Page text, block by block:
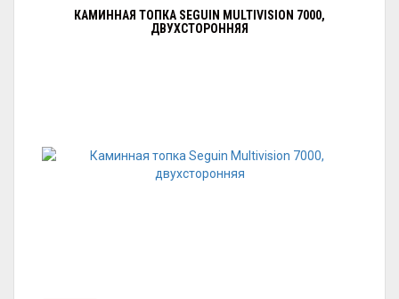
КАМИННАЯ ТОПКА SEGUIN MULTIVISION 7000,
ДВУХСТОРОННЯЯ